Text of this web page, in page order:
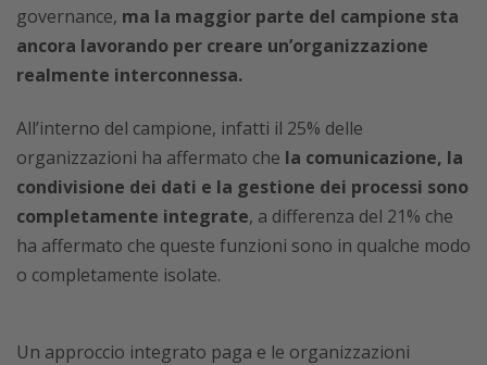
governance, ma la maggior parte del campione sta
ancora lavorando per creare un’organizzazione
realmente interconnessa.
All’interno del campione, infatti il 25% delle
organizzazioni ha affermato che la comunicazione, la
condivisione dei dati e la gestione dei processi sono
completamente integrate, a differenza del 21% che
ha affermato che queste funzioni sono in qualche modo
o completamente isolate.
Un approccio integrato paga e le organizzazioni